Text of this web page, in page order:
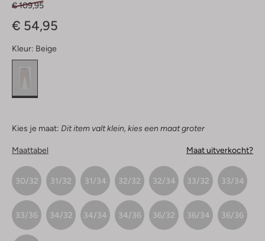
€ 109,95
€ 54,95
Kleur: Beige
Kies je maat: Dit item valt klein, kies een maat groter
Maattabel Maat uitverkocht?
30/32 31/32 31/34 32/32 32/34 33/32 33/34
33/36 34/32 34/34 34/36 36/32 36/34 36/36